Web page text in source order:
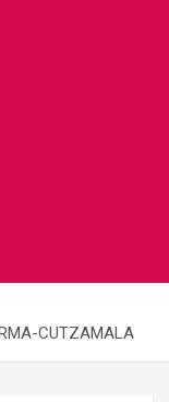
CUTZAMALA